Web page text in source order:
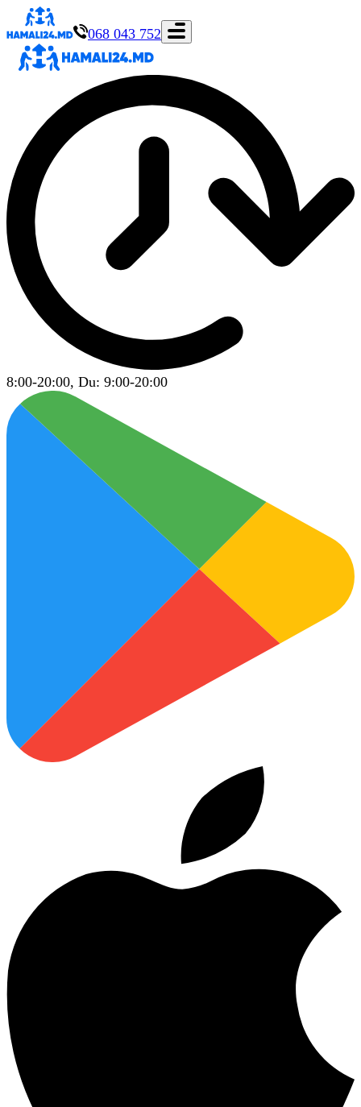
068 043 752
8:00-20:00, Du: 9:00-20:00